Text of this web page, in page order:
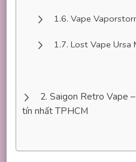
Vape
Lost Vape Ursa
Saigon Retro Vape
tín nhất TPHCM